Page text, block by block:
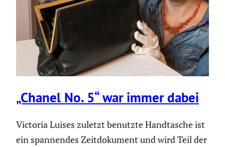
„Chanel No. 5“ war immer dabei
Victoria Luises zuletzt benutzte Handta­sche ist
ein spannendes Zeitdo­ku­ment und wird Teil der